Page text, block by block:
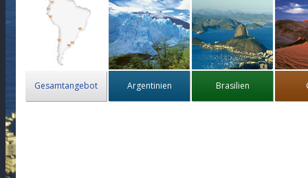
Gesamtangebot Argentinien Brasilien